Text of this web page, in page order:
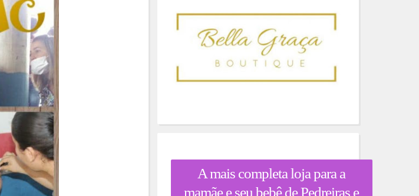
A mais completa loja para a
mamãe e seu bebê de Pedreiras e